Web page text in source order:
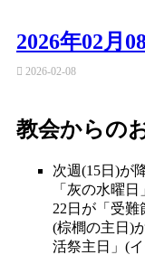
2026年02月
2026-02-08
教会からの
次週(15日)が
「灰の水曜
22日が「受難
(棕櫚の主日)
活祭主日」(